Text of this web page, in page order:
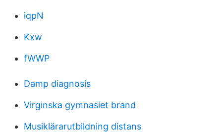
iqpN
Kxw
fWWP
Damp diagnosis
Virginska gymnasiet brand
Musiklärarutbildning distans